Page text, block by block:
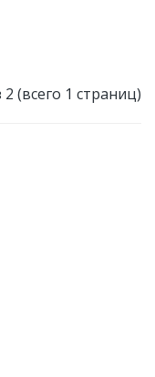
(всего 1 страниц)